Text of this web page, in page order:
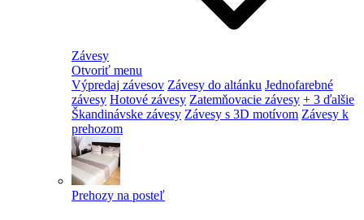
Závesy
Otvoriť menu
Výpredaj závesov Závesy do altánku Jednofarebné
závesy Hotové závesy Zatemňovacie závesy + 3 ďalšie
Škandinávske závesy Závesy s 3D motívom Závesy k
prehozom
Prehozy na posteľ